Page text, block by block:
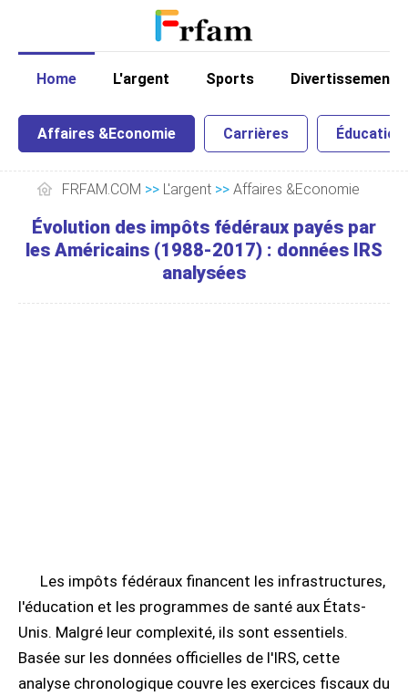
Home L'argent Sports Divertissement
Affaires &Economie Carrières Éducation
FRFAM.COM >> L'argent >> Affaires &Economie
Évolution des impôts fédéraux payés par
les Américains (1988-2017) : données IRS
analysées
Les impôts fédéraux financent les infrastructures,
l'éducation et les programmes de santé aux États-
Unis. Malgré leur complexité, ils sont essentiels.
Basée sur les données officielles de l'IRS, cette
analyse chronologique couvre les exercices fiscaux du